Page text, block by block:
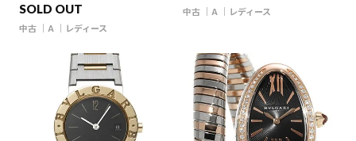
SOLD OUT
中古 A レディース
中古 A レディース